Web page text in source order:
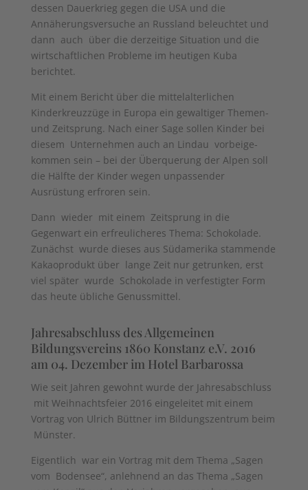
dessen Dauerkrieg gegen die USA und die
Annäherungsversuche an Russland beleuchtet und
dann auch über die derzeitige Situation und die
wirt­schaftlichen Probleme im heutigen Kuba
berichtet.
Mit einem Bericht über die mittelalter­lichen
Kinderkreuzzüge in Europa ein gewaltiger Themen-
und Zeitsprung. Nach einer Sage sollen Kinder bei
diesem Unternehmen auch an Lindau vorbeige­
kommen sein – bei der Überquerung der Alpen soll
die Hälfte der Kinder wegen unpassender
Ausrüstung erfroren sein.
Dann wieder mit einem Zeitsprung in die
Gegenwart ein erfreulicheres Thema: Schokolade.
Zunächst wurde dieses aus Südamerika stammende
Kakaoprodukt über lange Zeit nur getrunken, erst
viel später wurde Schokolade in verfestigter Form
das heute übliche Genussmittel.
Jahresabschluss des Allgemeinen
Bildungsvereins 1860 Konstanz e.V. 2016
am 04. Dezember im Hotel Barbarossa
Wie seit Jahren gewohnt wurde der Jahresabschluss
mit Weihnachtsfeier 2016 eingeleitet mit einem
Vortrag von Ulrich Büttner im Bildungszentrum beim
Münster.
Eigentlich war ein Vortrag mit dem Thema „Sagen
vom Bodensee“, anlehnend an das Thema „Sagen